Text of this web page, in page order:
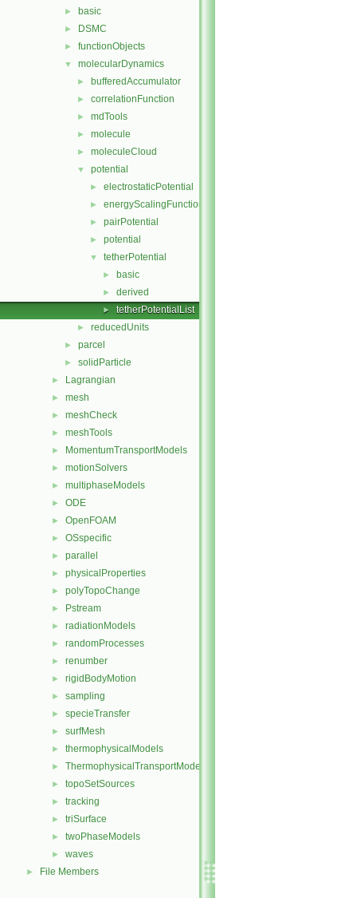
► basic
► DSMC
► functionObjects
▼ molecularDynamics
► bufferedAccumulator
► correlationFunction
► mdTools
► molecule
► moleculeCloud
▼ potential
► electrostaticPotential
► energyScalingFunction
► pairPotential
► potential
▼ tetherPotential
► basic
► derived
► tetherPotentialList
► reducedUnits
► parcel
► solidParticle
► Lagrangian
► mesh
► meshCheck
► meshTools
► MomentumTransportModels
► motionSolvers
► multiphaseModels
► ODE
► OpenFOAM
► OSspecific
► parallel
► physicalProperties
► polyTopoChange
► Pstream
► radiationModels
► randomProcesses
► renumber
► rigidBodyMotion
► sampling
► specieTransfer
► surfMesh
► thermophysicalModels
► ThermophysicalTransportModels
► topoSetSources
► tracking
► triSurface
► twoPhaseModels
► waves
► File Members